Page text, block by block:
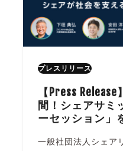
プレスリリース
【Press
間！シェアサミ
ーセッション」
一般社団法人シェア